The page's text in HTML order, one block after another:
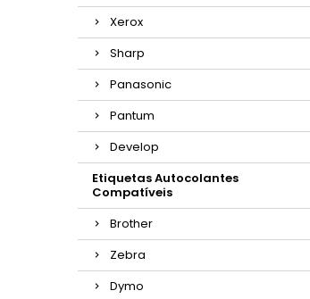
Xerox
Sharp
Panasonic
Pantum
Develop
Etiquetas Autocolantes
Compatíveis
Brother
Zebra
Dymo